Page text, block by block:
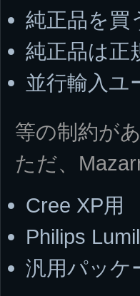
純正品を買
純正品は正
並行輸入ユ
等の制約が
ただ、
Cree XP用
Philips
汎用パッケ